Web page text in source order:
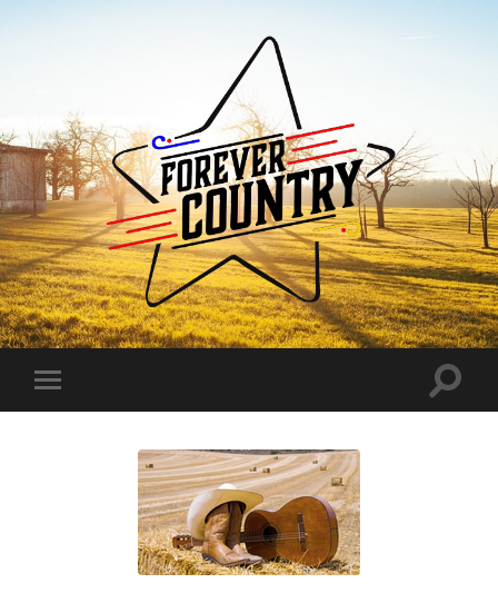
Forever
Country
Toggle
mobile
Toggle